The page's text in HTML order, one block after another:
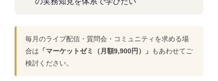
毎月のライブ配信・質問会・コミュニティを求める場
合は 「マーケットゼミ（月額9,900円）」 もあわせてご
検討ください。